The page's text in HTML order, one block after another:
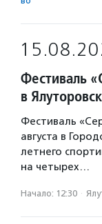
Фестиваль
в
Фестиваль
августа в
летнего
на четырех…
Начало: 12:30 ·